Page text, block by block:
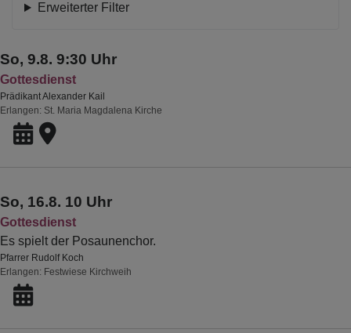
Erweiterter Filter
So, 9.8. 9:30 Uhr
Gottesdienst
Prädikant Alexander Kail
Erlangen St. Maria Magdalena Kirche
So, 16.8. 10 Uhr
Gottesdienst
Es spielt der Posaunenchor.
Pfarrer Rudolf Koch
Erlangen
Festwiese Kirchweih